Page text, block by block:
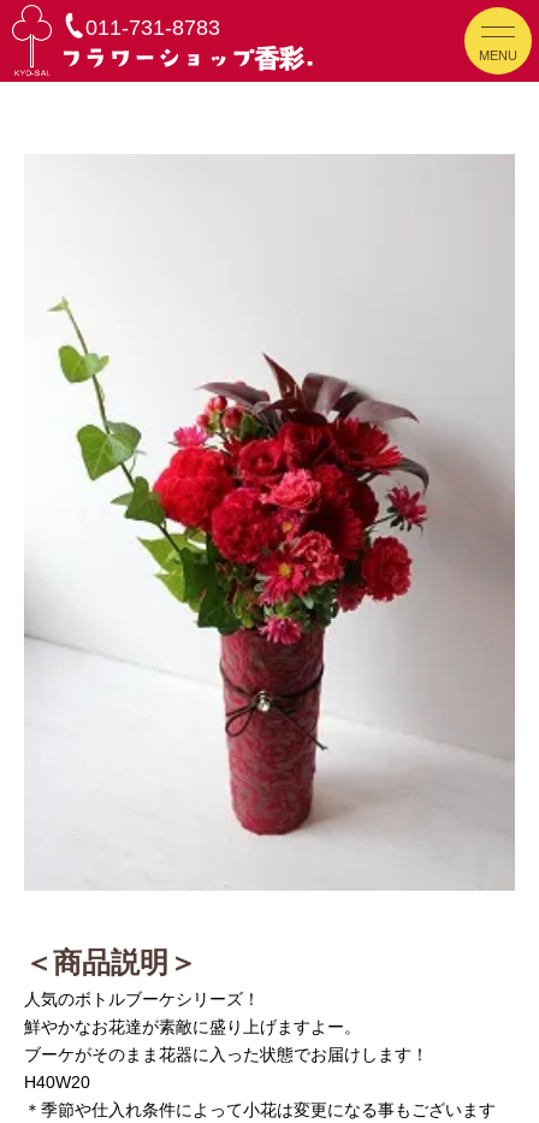
011-731-8783
MENU
＜商品説明＞
人気のボトルブーケシリーズ！
鮮やかなお花達が素敵に盛り上げますよー。
ブーケがそのまま花器に入った状態でお届けします！
H40W20
＊季節や仕入れ条件によって小花は変更になる事もございます